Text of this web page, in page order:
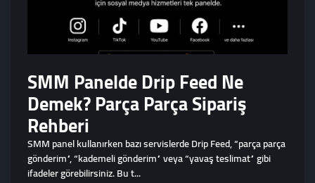
SMM Panelde Drip Feed Ne
Demek? Parça Parça Sipariş
Rehberi
SMM panel kullanırken bazı servislerde Drip Feed, “parça parça
gönderim”, “kademeli gönderim” veya “yavaş teslimat” gibi
ifadeler görebilirsiniz. Bu t...